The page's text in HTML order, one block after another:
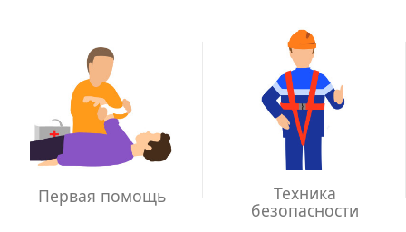
Первая помощь Техника
безопасности